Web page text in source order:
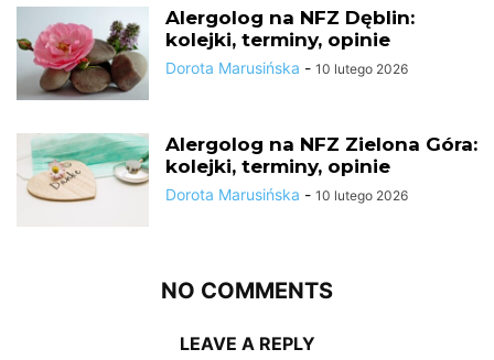
Alergolog na NFZ Dęblin:
kolejki, terminy, opinie
Dorota Marusińska - 10 lutego 2026
Alergolog na NFZ Zielona Góra:
kolejki, terminy, opinie
Dorota Marusińska - 10 lutego 2026
NO COMMENTS
LEAVE A REPLY